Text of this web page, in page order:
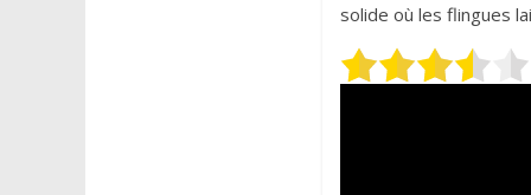
solide où les flingues